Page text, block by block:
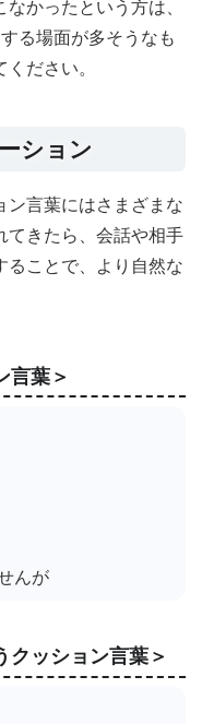
かったという方は、
る場面が多そうなも
ださい。
ション
ン言葉にはさまざまな
てきたら、会話や相手
ることで、より自然な
言葉＞
んが
クッション言葉＞